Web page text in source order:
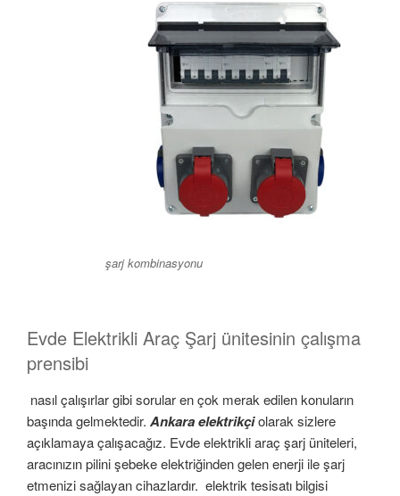
şarj kombinasyonu
Evde Elektrikli Araç Şarj ünitesinin çalışma
prensibi
nasıl çalışırlar gibi sorular en çok merak edilen konuların
başında gelmektedir. Ankara elektrikçiolarak sizlere
açıklamaya çalışacağız. Evde elektrikli araç şarj üniteleri,
aracınızın pilini şebeke elektriğinden gelen enerji ile şarj
etmenizi sağlayan cihazlardır. elektrik tesisatı bilgisi